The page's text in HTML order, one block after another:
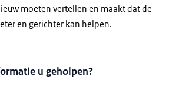
moeten vertellen en maakt dat de
en gerichter kan helpen.
u geholpen?